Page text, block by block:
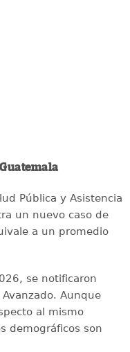
Pública y Asistencia
un nuevo caso de
a un promedio
se notificaron
Aunque
al mismo
demográficos son